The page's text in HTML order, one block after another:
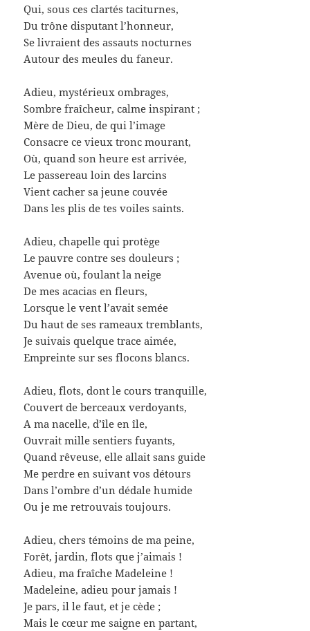
Qui, sous ces clartés taciturnes,
Du trône disputant l’honneur,
Se livraient des assauts nocturnes
Autour des meules du faneur.
Adieu, mystérieux ombrages,
Sombre fraîcheur, calme inspirant ;
Mère de Dieu, de qui l’image
Consacre ce vieux tronc mourant,
Où, quand son heure est arrivée,
Le passereau loin des larcins
Vient cacher sa jeune couvée
Dans les plis de tes voiles saints.
Adieu, chapelle qui protège
Le pauvre contre ses douleurs ;
Avenue où, foulant la neige
De mes acacias en fleurs,
Lorsque le vent l’avait semée
Du haut de ses rameaux tremblants,
Je suivais quelque trace aimée,
Empreinte sur ses flocons blancs.
Adieu, flots, dont le cours tranquille,
Couvert de berceaux verdoyants,
A ma nacelle, d’île en île,
Ouvrait mille sentiers fuyants,
Quand rêveuse, elle allait sans guide
Me perdre en suivant vos détours
Dans l’ombre d’un dédale humide
Ou je me retrouvais toujours.
Adieu, chers témoins de ma peine,
Forêt, jardin, flots que j’aimais !
Adieu, ma fraîche Madeleine !
Madeleine, adieu pour jamais !
Je pars, il le faut, et je cède ;
Mais le cœur me saigne en partant,